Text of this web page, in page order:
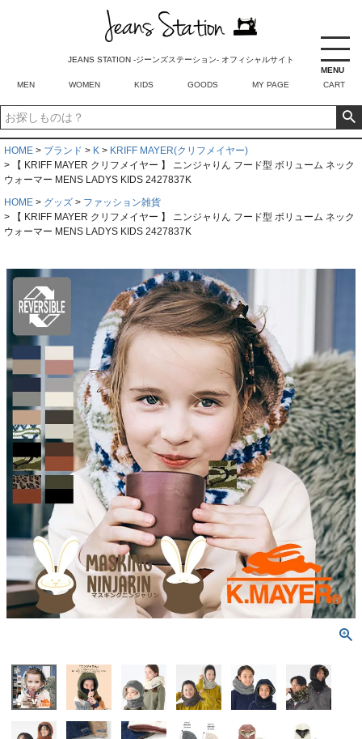
MENU
JEANS STATION -ジーンズステーション- オフィシャルサイト
MEN WOMEN KIDS GOODS MY PAGE CART
HOME ブランド K
KRIFF MAYER(クリフメイヤー)
【 KRIFF MAYER クリフメイヤー 】 ニンジャりん フード型 ボリューム ネック
ウォーマー MENS LADYS KIDS 2427837K
HOME
グッズ
ファッション雑貨
【 KRIFF MAYER クリフメイヤー 】 ニンジャりん フード型 ボリューム ネック
ウォーマー MENS LADYS KIDS 2427837K